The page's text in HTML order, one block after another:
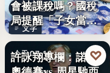
稅務理財
文字
會被課稅嗎？國稅
局提醒「子女當要
保人」恐…
今天 07:10
許詠翔專欄：諾蘭
♡